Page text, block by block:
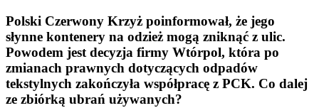
Polski Czerwony Krzyż poinformował, że jego
słynne kontenery na odzież mogą zniknąć z ulic.
Powodem jest decyzja firmy Wtórpol, która po
zmianach prawnych dotyczących odpadów
tekstylnych zakończyła współpracę z PCK. Co dalej
ze zbiórką ubrań używanych?